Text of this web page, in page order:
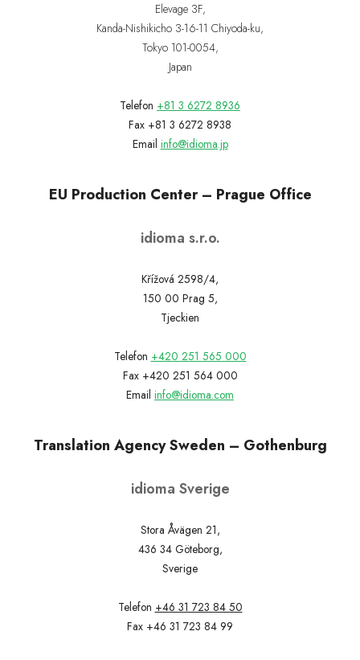
Elevage 3F,
Kanda-Nishikicho 3-16-11 Chiyoda-ku,
Tokyo 101-0054,
Japan
Telefon +81 3 6272 8936
Fax +81 3 6272 8938
Email info@idioma.jp
EU Production Center – Prague Office
idioma s.r.o.
Křížová 2598/4,
150 00 Prag 5,
Tjeckien
Telefon +420 251 565 000
Fax +420 251 564 000
Email info@idioma.com
Translation Agency Sweden – Gothenburg
idioma Sverige
Stora Åvägen 21,
436 34 Göteborg,
Sverige
Telefon +46 31 723 84 50
Fax +46 31 723 84 99